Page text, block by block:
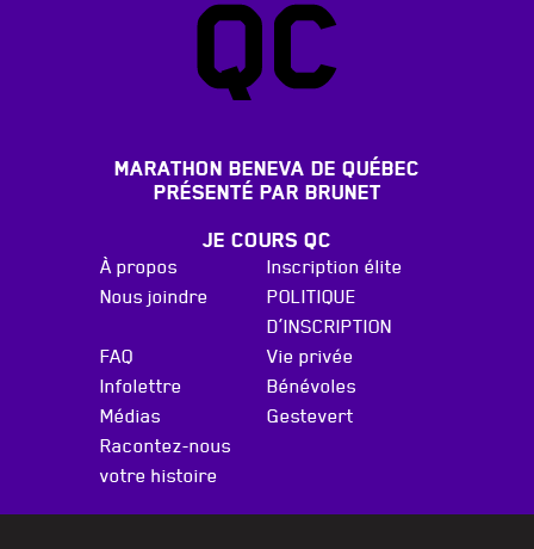
MARATHON BENEVA DE QUÉBEC
PRÉSENTÉ PAR BRUNET
JE COURS QC
À propos
Inscription élite
Nous joindre
POLITIQUE
D’INSCRIPTION
FAQ
Vie privée
Infolettre
Bénévoles
Médias
Gestevert
Racontez-nous
votre histoire